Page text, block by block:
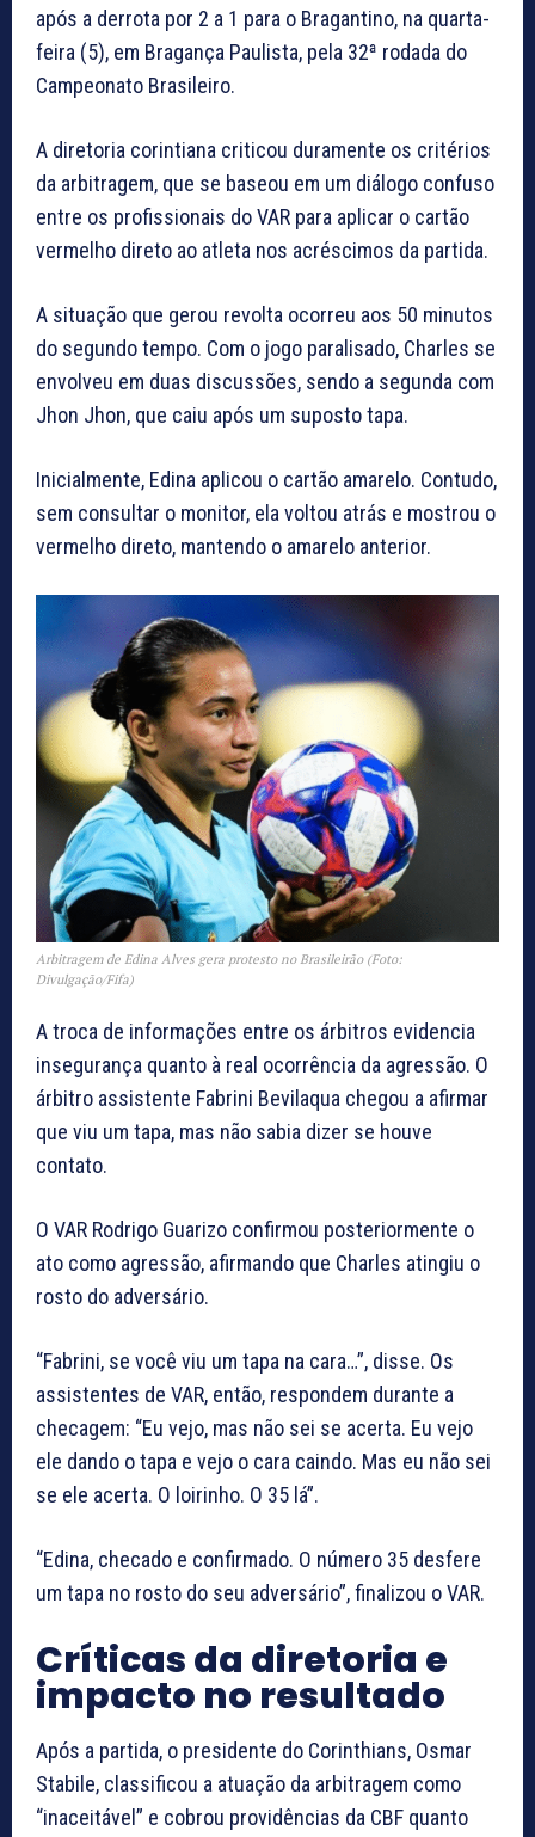
após a derrota por 2 a 1 para o Bragantino, na quarta-
feira (5), em Bragança Paulista, pela 32ª rodada do
Campeonato Brasileiro.
A diretoria corintiana criticou duramente os critérios
da arbitragem, que se baseou em um diálogo confuso
entre os profissionais do VAR para aplicar o cartão
vermelho direto ao atleta nos acréscimos da partida.
A situação que gerou revolta ocorreu aos 50 minutos
do segundo tempo. Com o jogo paralisado, Charles se
envolveu em duas discussões, sendo a segunda com
Jhon Jhon, que caiu após um suposto tapa.
Inicialmente, Edina aplicou o cartão amarelo. Contudo,
sem consultar o monitor, ela voltou atrás e mostrou o
vermelho direto, mantendo o amarelo anterior.
Arbitragem de Edina Alves gera protesto no Brasileirão (Foto:
Divulgação/Fifa)
A troca de informações entre os árbitros evidencia
insegurança quanto à real ocorrência da agressão. O
árbitro assistente Fabrini Bevilaqua chegou a afirmar
que viu um tapa, mas não sabia dizer se houve
contato.
O VAR Rodrigo Guarizo confirmou posteriormente o
ato como agressão, afirmando que Charles atingiu o
rosto do adversário.
“Fabrini, se você viu um tapa na cara…”, disse. Os
assistentes de VAR, então, respondem durante a
checagem: “Eu vejo, mas não sei se acerta. Eu vejo
ele dando o tapa e vejo o cara caindo. Mas eu não sei
se ele acerta. O loirinho. O 35 lá”.
“Edina, checado e confirmado. O número 35 desfere
um tapa no rosto do seu adversário”, finalizou o VAR.
Críticas da diretoria e
impacto no resultado
Após a partida, o presidente do Corinthians, Osmar
Stabile, classificou a atuação da arbitragem como
“inaceitável” e cobrou providências da CBF quanto